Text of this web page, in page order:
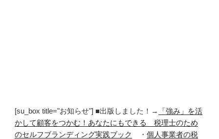
[su_box title="お知らせ"] ■出版しました！→
「強み」を活
かして顧客をつかむ！あなたにもできる 税理士のため
のセルフブランディング実践ブック
・ 個人事業者の税